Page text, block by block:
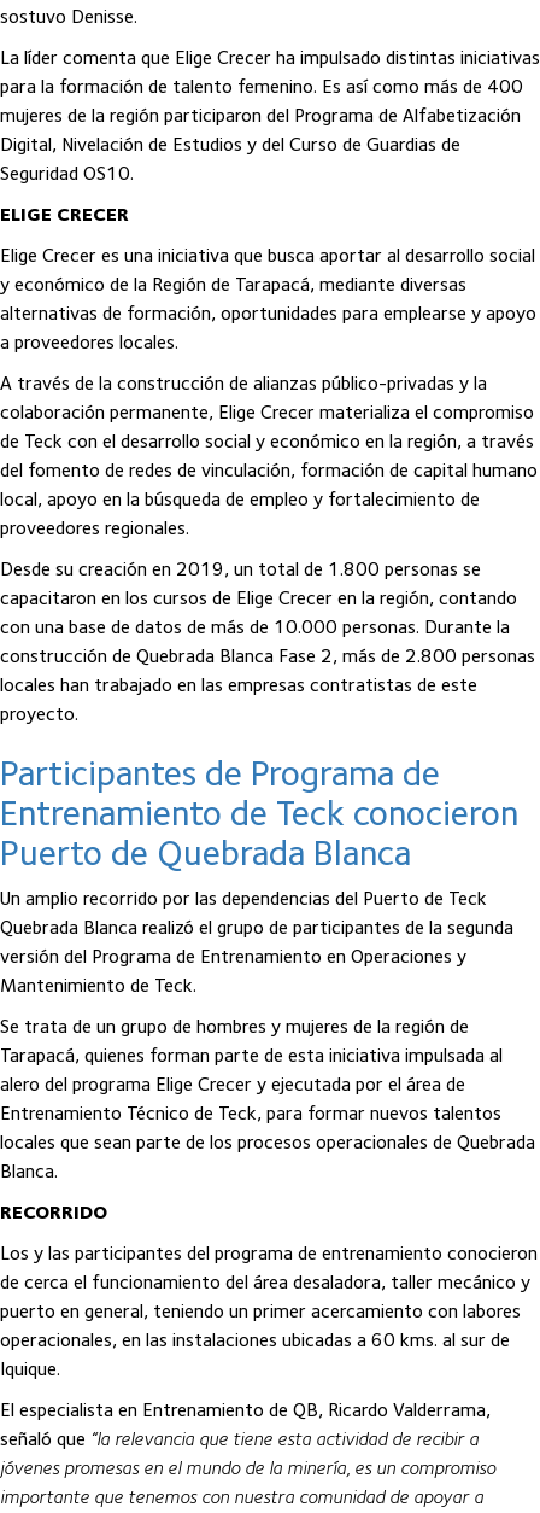
sostuvo Denisse.
La líder comenta que Elige Crecer ha impulsado distintas iniciativas
para la formación de talento femenino. Es así como más de 400
mujeres de la región participaron del Programa de Alfabetización
Digital, Nivelación de Estudios y del Curso de Guardias de
Seguridad OS10.
ELIGE CRECER
Elige Crecer es una iniciativa que busca aportar al desarrollo social
y económico de la Región de Tarapacá, mediante diversas
alternativas de formación, oportunidades para emplearse y apoyo
a proveedores locales.
A través de la construcción de alianzas público-privadas y la
colaboración permanente, Elige Crecer materializa el compromiso
de Teck con el desarrollo social y económico en la región, a través
del fomento de redes de vinculación, formación de capital humano
local, apoyo en la búsqueda de empleo y fortalecimiento de
proveedores regionales.
Desde su creación en 2019, un total de 1.800 personas se
capacitaron en los cursos de Elige Crecer en la región, contando
con una base de datos de más de 10.000 personas. Durante la
construcción de Quebrada Blanca Fase 2, más de 2.800 personas
locales han trabajado en las empresas contratistas de este
proyecto.
Participantes de Programa de
Entrenamiento de Teck conocieron
Puerto de Quebrada Blanca
Un amplio recorrido por las dependencias del Puerto de Teck
Quebrada Blanca realizó el grupo de participantes de la segunda
versión del Programa de Entrenamiento en Operaciones y
Mantenimiento de Teck.
Se trata de un grupo de hombres y mujeres de la región de
Tarapacá, quienes forman parte de esta iniciativa impulsada al
alero del programa Elige Crecer y ejecutada por el área de
Entrenamiento Técnico de Teck, para formar nuevos talentos
locales que sean parte de los procesos operacionales de Quebrada
Blanca.
RECORRIDO
Los y las participantes del programa de entrenamiento conocieron
de cerca el funcionamiento del área desaladora, taller mecánico y
puerto en general, teniendo un primer acercamiento con labores
operacionales, en las instalaciones ubicadas a 60 kms. al sur de
Iquique.
El especialista en Entrenamiento de QB, Ricardo Valderrama,
señaló que “la relevancia que tiene esta actividad de recibir a
jóvenes promesas en el mundo de la minería, es un compromiso
importante que tenemos con nuestra comunidad de apoyar a